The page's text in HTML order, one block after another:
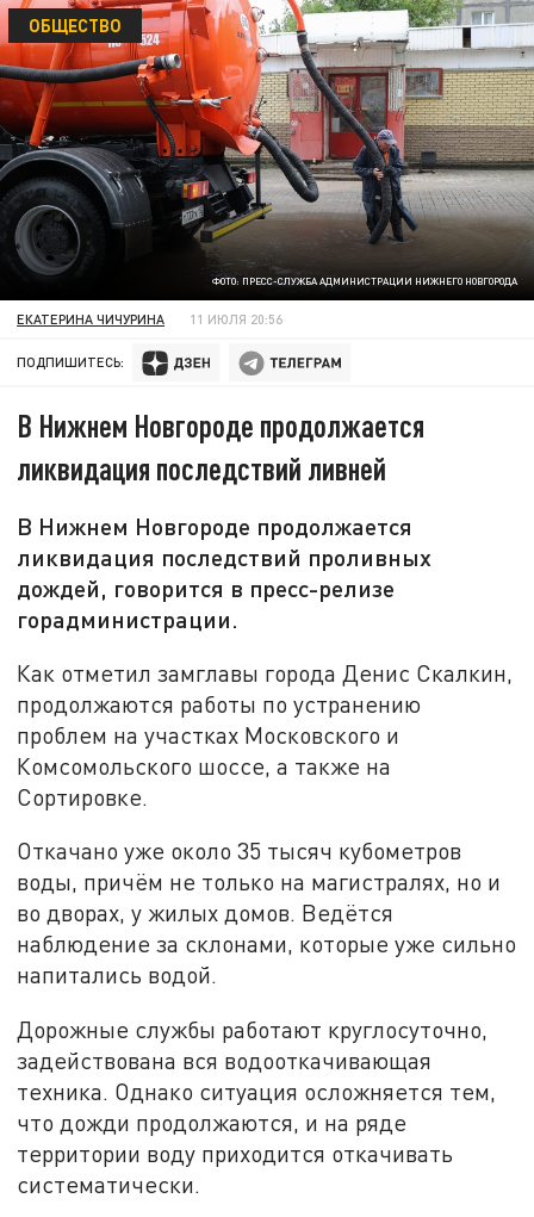
ФОТО: ПРЕСС-СЛУЖБА АДМИНИСТРАЦИИ НИЖНЕГО НОВГОРОДА
ОБЩЕСТВО
ЕКАТЕРИНА ЧИЧУРИНА 11 ИЮЛЯ 20:56
ПОДПИШИТЕСЬ:
В Нижнем Новгороде продолжается
ликвидация последствий ливней
В Нижнем Новгороде продолжается
ликвидация последствий проливных
дождей, говорится в пресс-релизе
горадминистрации.
Как отметил замглавы города Денис Скалкин,
продолжаются работы по устранению
проблем на участках Московского и
Комсомольского шоссе, а также на
Сортировке.
Откачано уже около 35 тысяч кубометров
воды, причём не только на магистралях, но и
во дворах, у жилых домов. Ведётся
наблюдение за склонами, которые уже сильно
напитались водой.
Дорожные службы работают круглосуточно,
задействована вся водооткачивающая
техника. Однако ситуация осложняется тем,
что дожди продолжаются, и на ряде
территории воду приходится откачивать
систематически.